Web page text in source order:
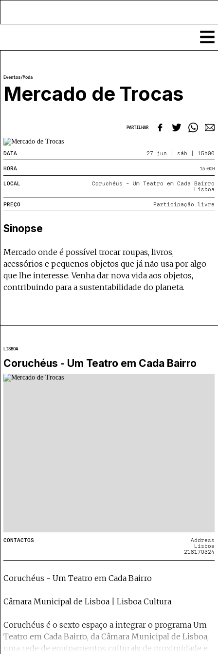
Notícias
Classificados
Espetáculos
Eventos
Por Localidade
Locais
Mapa
Submeter Eventos
Crítica
COFFEELABS
Workshops
Formadores
Recursos
Links úteis
Publicações
Sobre
Estatuto Editorial
Política de privacidade
Contactar
Política de privacidade - App
Coffeelabs Cursos curtos
o Coffeepaste e ajuda-nos a chegar mais longe.
Eventos/Moda
Mercado de Trocas
PARTILHAR
DATA 27 jun | sáb | 15h00
HORA 15:00H
LOCAL
Coruchéus - Um Teatro em Cada Bairro
Lisboa
PREÇO Participação livre
Sinopse
Mercado onde é possível trocar roupas, livros,
acessórios e pequenos objetos que já não usa por algo
que lhe interesse. Venha dar nova vida aos objetos,
contribuindo para a sustentabilidade do planeta.
LISBOA
Coruchéus - Um Teatro em Cada Bairro
CONTACTOS
Address
Lisboa
218170324
Coruchéus - Um Teatro em Cada Bairro
Câmara Municipal de Lisboa | Lisboa Cultura
Coruchéus é o sexto espaço a integrar o programa Um
Teatro em Cada Bairro, da Câmara Municipal de Lisboa,
uma rede de equipamentos culturais de proximidade e